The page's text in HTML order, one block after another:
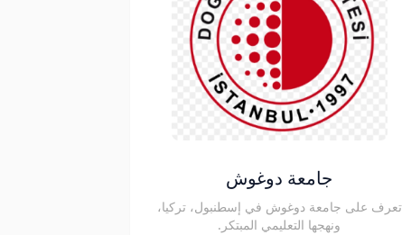
جامعة دوغوش
تعرف على جامعة دوغوش في إسطنبول، تركيا،
ونهجها التعليمي المبتكر.